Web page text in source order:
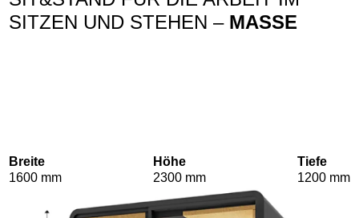
SITZEN UND STEHEN – MASSE
Breite
1600 mm
Höhe
2300 mm
Tiefe
1200 mm